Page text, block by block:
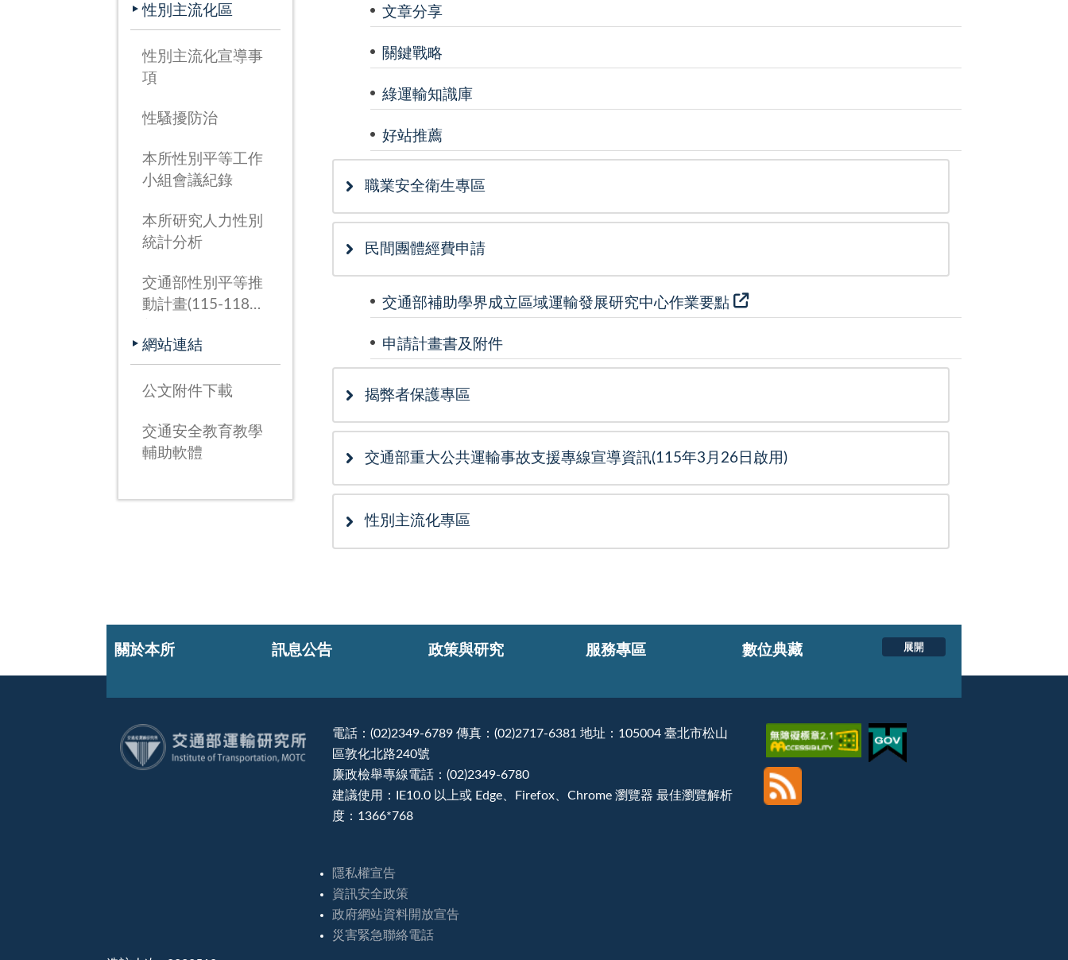
性別主流化區
性別主流化宣導事
項
性騷擾防治
本所性別平等工作
小組會議紀錄
本所研究人力性別
統計分析
交通部性別平等推
動計畫(115-118
網站連結
公文附件下載
交通安全教育教學
輔助軟體
文章分享
關鍵戰略
綠運輸知識庫
好站推薦
職業安全衛生專區
民間團體經費申請
交通部補助學界成立區域運輸發展研究中心作業要點
申請計畫書及附件
揭弊者保護專區
交通部重大公共運輸事故支援專線宣導資訊(115年3月26日啟用)
性別主流化專區
展開
關於本所 訊息公告 政策與研究 服務專區 數位典藏
電話：(02)2349-6789 傳真：(02)2717-6381 地址：105004 臺北市松山
區敦化北路240號
廉政檢舉專線電話：(02)2349-6780
建議使用：IE10.0 以上或 Edge、Firefox、Chrome 瀏覽器 最佳瀏覽解析
度：1366*768
隱私權宣告
資訊安全政策
政府網站資料開放宣告
災害緊急聯絡電話